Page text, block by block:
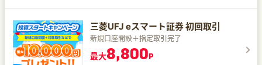
三菱UFJ eスマート証券 初回取引
新規口座開設＋指定取引完了
最大8,800P